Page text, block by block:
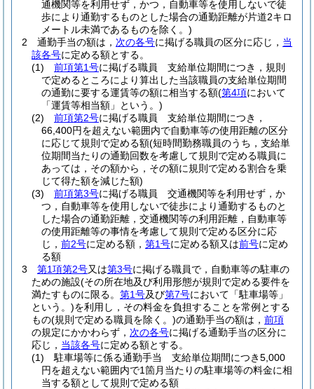
通機関等を利用せず，かつ，自動車等を使用しないで徒
歩により通勤するものとした場合の通勤距離が片道2キロ
メートル未満であるものを除く。)
2
通勤手当の額は， 次の各号に掲げる職員の区分に応じ， 当
該各号に定める額とする。
(1)
前項第1号に掲げる職員 支給単位期間につき，規則
で定めるところにより算出した当該職員の支給単位期間
の通勤に要する運賃等の額に相当する額(第4項において
「運賃等相当額」という。)
(2)
前項第2号に掲げる職員 支給単位期間につき，
66,400円を超えない範囲内で自動車等の使用距離の区分
に応じて規則で定める額(短時間勤務職員のうち，支給単
位期間当たりの通勤回数を考慮して規則で定める職員に
あっては，その額から，その額に規則で定める割合を乗
じて得た額を減じた額)
(3)
前項第3号に掲げる職員 交通機関等を利用せず，か
つ，自動車等を使用しないで徒歩により通勤するものと
した場合の通勤距離，交通機関等の利用距離，自動車等
の使用距離等の事情を考慮して規則で定める区分に応
じ， 前2号に定める額， 第1号に定める額又は前号に定め
る額
3
第1項第2号又は第3号に掲げる職員で，自動車等の駐車の
ための施設(その所在地及び利用形態が規則で定める要件を
満たすものに限る。 第1号及び第7号において「駐車場等」
という。)を利用し，その料金を負担することを常例とする
もの(規則で定める職員を除く。)の通勤手当の額は， 前項
の規定にかかわらず， 次の各号に掲げる通勤手当の区分に
応じ， 当該各号に定める額とする。
(1)
駐車場等に係る通勤手当 支給単位期間につき5,000
円を超えない範囲内で1箇月当たりの駐車場等の料金に相
当する額として規則で定める額